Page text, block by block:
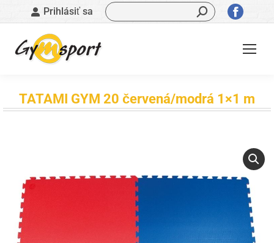
Prihlásiť sa Vyhľadávanie:
sa
otvorí
TATAMI GYM 20 červená/modrá 1×1 m